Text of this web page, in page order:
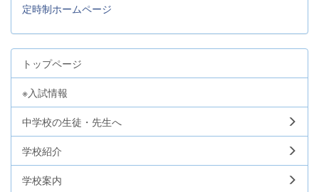
定時制ホームページ
トップページ
※入試情報
中学校の生徒・先生へ
学校紹介
学校案内